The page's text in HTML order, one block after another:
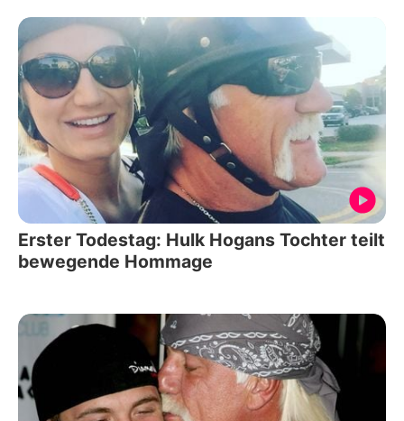
Erster Todestag: Hulk Hogans Tochter teilt
bewegende Hommage